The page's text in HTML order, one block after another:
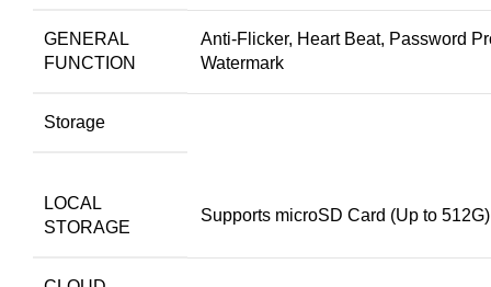
GENERAL
FUNCTION
Anti-Flicker, Heart Beat, Password
Watermark
Storage
LOCAL
STORAGE
Supports microSD Card (Up to 512G)